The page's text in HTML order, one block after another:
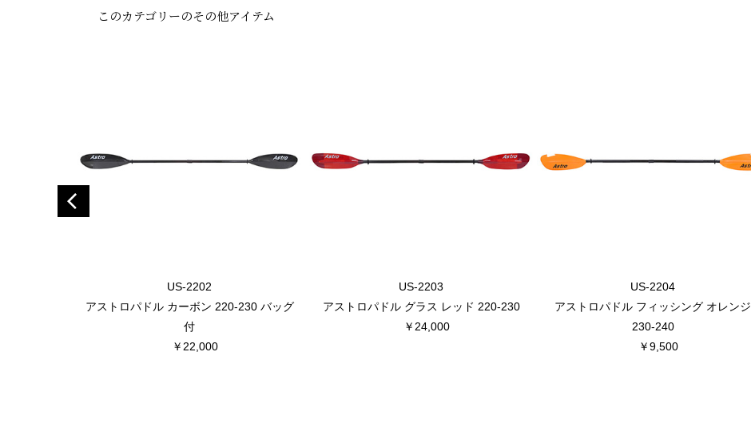
このカテゴリーのその他アイテム
US-2202
アストロパドル カーボン 220-230 バッグ
付
￥22,000
US-2203
アストロパドル グラス レッド 220-230
￥24,000
US-2204
アストロパドル フィッシング オレンジ
230-240
￥9,500